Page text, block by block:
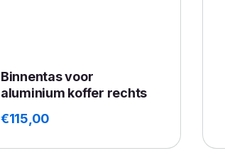
Binnentas voor
aluminium koffer rechts
€115,00